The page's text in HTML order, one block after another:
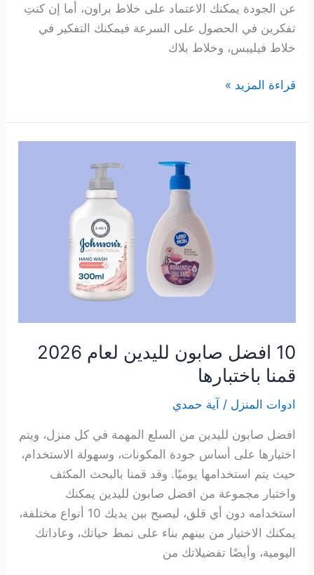
عن الجودة يمكنك الاعتماد على خلاط براون، أما إن كنتِ
تفكرين في الحصول على السرعة فيمكنك التفكير في
خلاط فيليبس، وخلاط بلاك
10
من
افضل
قراءة المزيد »
10 افضل صابون لليدين لعام 2026
قمنا باختبارها
ادوات المنزل / آية حمدي
افضل صابون لليدين من السلع المهمة في كل منزل، ويتم
اختيارها على أساس جودة المكونات، وسهولة الاستخدام،
حيث يتم استخدامها يوميًا. وقد قمنا بالبحث المكثف
واختبار مجموعة من افضل صابون لليدين يمكنك
استخدامه دون أي قلق، ليصبح بين يديك 10 أنواع مختلفة،
يمكنك الاختيار من بينهم بناء على نمط حياتك، وعاداتك
اليومية، وأيضًا تفضيلاتك من